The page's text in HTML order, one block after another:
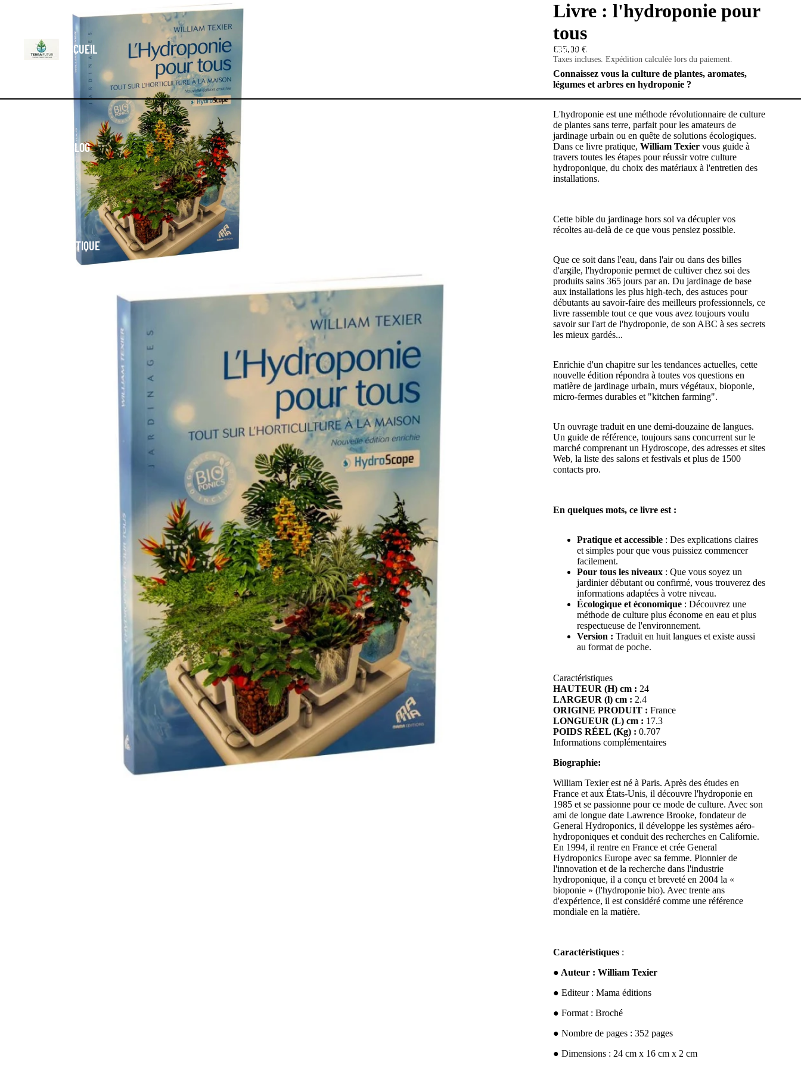
ACCUEIL
BLOG
BOUTIQUE
EURSÉLECTEUR DE RÉGION ET DE LANGUE
Livre : l'hydroponie pour
tous
€35,00 €
Taxes incluses. Expédition calculée lors du paiement.
Connaissez vous la culture de plantes, aromates,
légumes et arbres en hydroponie ?
L'hydroponie est une méthode révolutionnaire de culture
de plantes sans terre, parfait pour les amateurs de
jardinage urbain ou en quête de solutions écologiques.
Dans ce livre pratique, William Texier vous guide à
travers toutes les étapes pour réussir votre culture
hydroponique, du choix des matériaux à l'entretien des
installations.
Cette bible du jardinage hors sol va décupler vos
récoltes au-delà de ce que vous pensiez possible.
Que ce soit dans l'eau, dans l'air ou dans des billes
d'argile, l'hydroponie permet de cultiver chez soi des
produits sains 365 jours par an. Du jardinage de base
aux installations les plus high-tech, des astuces pour
débutants au savoir-faire des meilleurs professionnels, ce
livre rassemble tout ce que vous avez toujours voulu
savoir sur l'art de l'hydroponie, de son ABC à ses secrets
les mieux gardés...
Enrichie d'un chapitre sur les tendances actuelles, cette
nouvelle édition répondra à toutes vos questions en
matière de jardinage urbain, murs végétaux, bioponie,
micro-fermes durables et "kitchen farming".
Un ouvrage traduit en une demi-douzaine de langues.
Un guide de référence, toujours sans concurrent sur le
marché comprenant un Hydroscope, des adresses et sites
Web, la liste des salons et festivals et plus de 1500
contacts pro.
En quelques mots, ce livre est :
Pratique et accessible : Des explications claires
et simples pour que vous puissiez commencer
facilement.
Pour tous les niveaux : Que vous soyez un
jardinier débutant ou confirmé, vous trouverez des
informations adaptées à votre niveau.
Écologique et économique : Découvrez une
méthode de culture plus économe en eau et plus
respectueuse de l'environnement.
Version : Traduit en huit langues et existe aussi
au format de poche.
Caractéristiques
HAUTEUR (H) cm : 24
LARGEUR (l) cm : 2.4
ORIGINE PRODUIT : France
LONGUEUR (L) cm : 17.3
POIDS RÉEL (Kg) : 0.707
Informations complémentaires
Biographie:
William Texier est né à Paris. Après des études en
France et aux États-Unis, il découvre l'hydroponie en
1985 et se passionne pour ce mode de culture. Avec son
ami de longue date Lawrence Brooke, fondateur de
General Hydroponics, il développe les systèmes aéro-
hydroponiques et conduit des recherches en Californie.
En 1994, il rentre en France et crée General
Hydroponics Europe avec sa femme. Pionnier de
l'innovation et de la recherche dans l'industrie
hydroponique, il a conçu et breveté en 2004 la «
bioponie » (l'hydroponie bio). Avec trente ans
d'expérience, il est considéré comme une référence
mondiale en la matière.
Caractéristiques :
● Auteur : William Texier
● Editeur : Mama éditions
● Format : Broché
● Nombre de pages : 352 pages
● Dimensions : 24 cm x 16 cm x 2 cm